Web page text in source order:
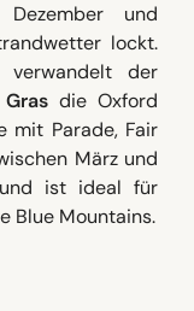
Dezember und
lockt.
verwandelt der
die Oxford
mit Parade, Fair
März und
ist ideal für
Blue Mountains.